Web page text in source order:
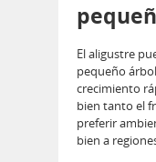
El aligustre
pequeño
crecimiento
bien tanto el
preferir
bien a